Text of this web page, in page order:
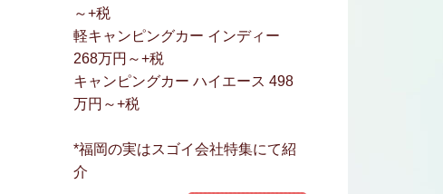
～+税
軽キャンピングカー インディー
268万円～+税
キャンピングカー ハイエース 498
万円～+税
*福岡の実はスゴイ会社特集にて紹
介